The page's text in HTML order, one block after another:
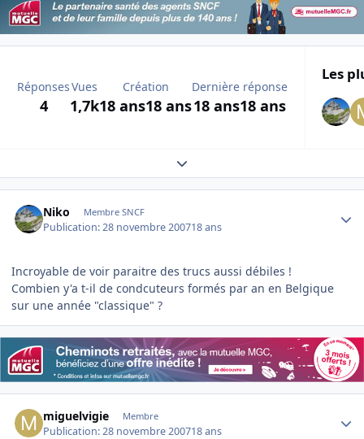
Réponses
4
Vues
1,7k
Création
18 ans18 ans
Dernière réponse
18 ans18 ans
Les
Expand topic overview
Niko Membre SNCF
Publication:28 novembre 200718 ans
Incroyable de voir paraitre des trucs aussi débiles !
Combien y'a t-il de condcuteurs formés par an en Belgique
sur une année "classique" ?
miguelvigie Membre
Publication:28 novembre 200718 ans